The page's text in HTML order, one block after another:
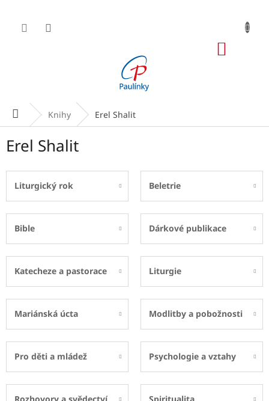
obsah
Domů Knihy Erel Shalit
Erel Shalit
Liturgický rok Beletrie
Bible Dárkové publikace
Katecheze a pastorace Liturgie
Mariánská úcta Modlitby a pobožnosti
Pro děti a mládež Psychologie a vztahy